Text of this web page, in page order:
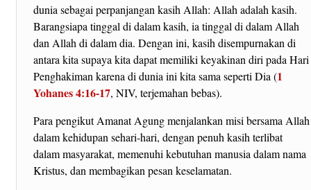
dunia sebagai perpanjangan kasih Allah: Allah adalah kasih.
Barangsiapa tinggal di dalam kasih, ia tinggal di dalam Allah
dan Allah di dalam dia. Dengan ini, kasih disempurnakan di
antara kita supaya kita dapat memiliki keyakinan diri pada Hari
Penghakiman karena di dunia ini kita sama seperti Dia (1
Yohanes 4:16-17, NIV, terjemahan bebas).
Para pengikut Amanat Agung menjalankan misi bersama Allah
dalam kehidupan sehari-hari, dengan penuh kasih terlibat
dalam masyarakat, memenuhi kebutuhan manusia dalam nama
Kristus, dan membagikan pesan keselamatan.